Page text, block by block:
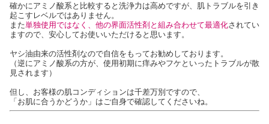
確かにアミノ酸系と比較すると洗浄力は高めですが、肌トラブルを引き
起こすレベルではありません。
また単独使用ではなく、他の界面活性剤と組み合わせて最適化されてい
ますので、安心してお使いいただけると思います。
ヤシ油由来の活性剤なので自信をもってお勧めしております。
（逆にアミノ酸系の方が、使用初期に痒みやフケといったトラブルが散
見されます）
但し、お客様の肌コンディションは千差万別ですので、
「お肌に合うかどうか」はご自身で確認してくださいね。